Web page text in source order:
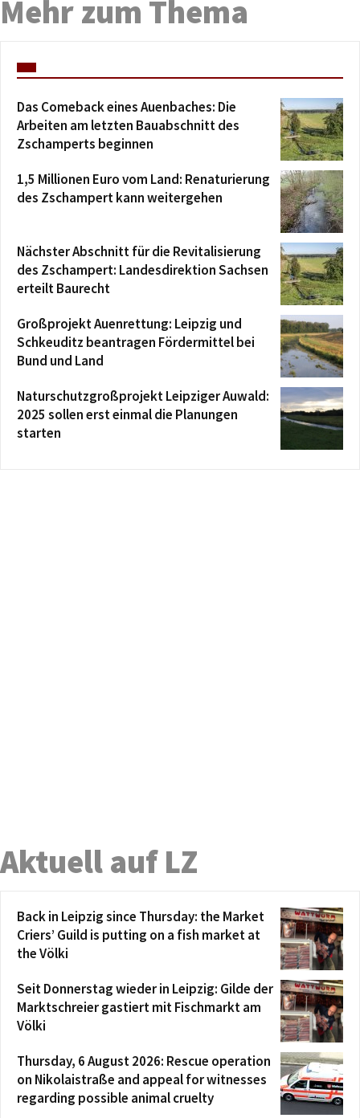
Mehr zum Thema
Das Comeback eines Auenbaches: Die
Arbeiten am letzten Bauabschnitt des
Zschamperts beginnen
1,5 Millionen Euro vom Land: Renaturierung
des Zschampert kann weitergehen
Nächster Abschnitt für die Revitalisierung
des Zschampert: Landesdirektion Sachsen
erteilt Baurecht
Großprojekt Auenrettung: Leipzig und
Schkeuditz beantragen Fördermittel bei
Bund und Land
Naturschutzgroßprojekt Leipziger Auwald:
2025 sollen erst einmal die Planungen
starten
Aktuell auf LZ
Back in Leipzig since Thursday: the Market
Criers’ Guild is putting on a fish market at
the Völki
Seit Donnerstag wieder in Leipzig: Gilde der
Marktschreier gastiert mit Fischmarkt am
Völki
Thursday, 6 August 2026: Rescue operation
on Nikolaistraße and appeal for witnesses
regarding possible animal cruelty